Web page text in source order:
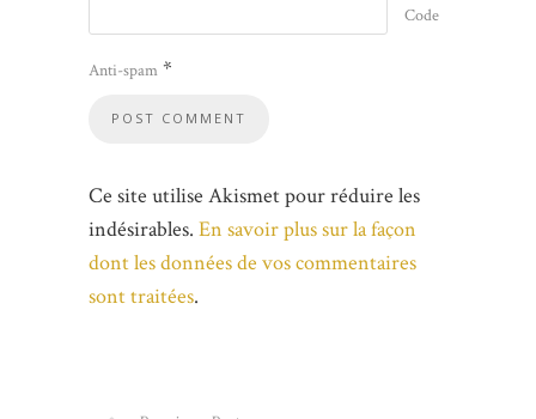
Code
Anti-spam *
Ce site utilise Akismet pour réduire les
indésirables. En savoir plus sur la façon
dont les données de vos commentaires
sont traitées.